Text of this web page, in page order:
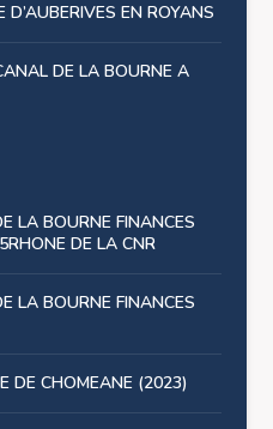
EN ROYANS
DE LA BOURNE A
LA BOURNE FINANCES
DE LA CNR
LA BOURNE FINANCES
DE CHOMEANE (2023)